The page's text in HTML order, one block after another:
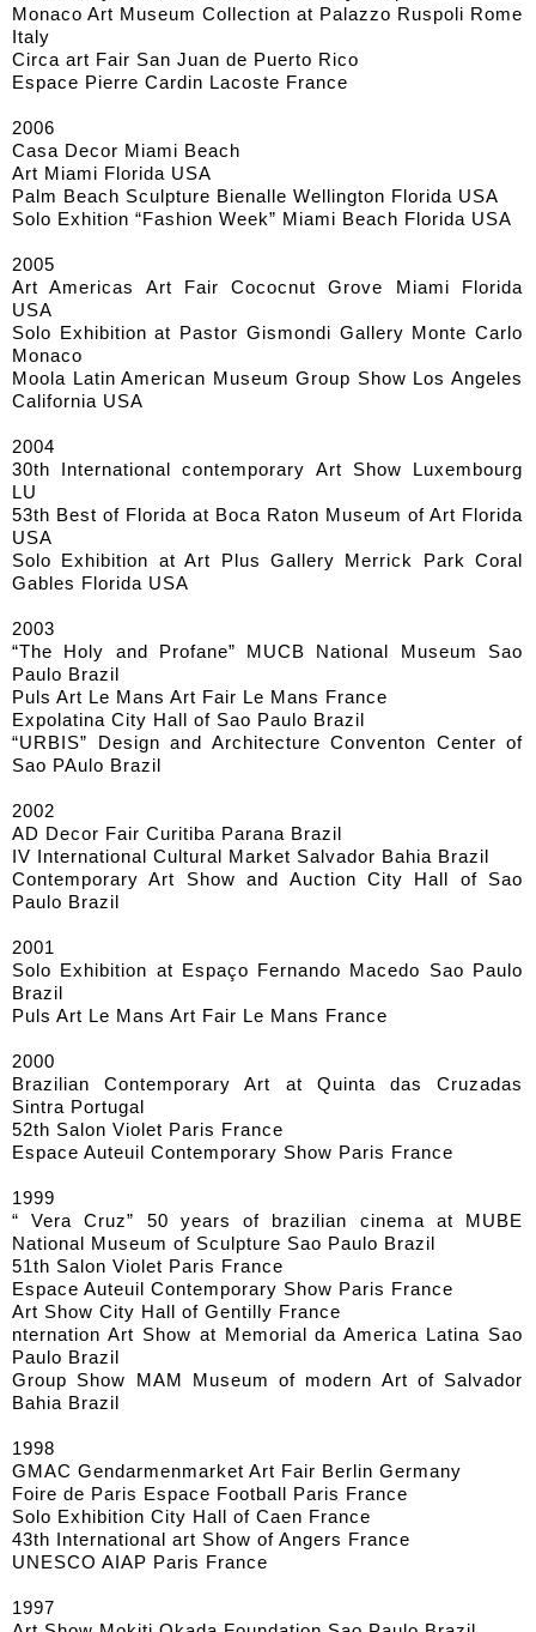
Monaco Art Museum Collection at Palazzo Ruspoli Rome
Italy
Circa art Fair San Juan de Puerto Rico
Espace Pierre Cardin Lacoste France
2006
Casa Decor Miami Beach
Art Miami Florida USA
Palm Beach Sculpture Bienalle Wellington Florida USA
Solo Exhition “Fashion Week” Miami Beach Florida USA
2005
Art Americas Art Fair Cococnut Grove Miami Florida
USA
Solo Exhibition at Pastor Gismondi Gallery Monte Carlo
Monaco
Moola Latin American Museum Group Show Los Angeles
California USA
2004
30th International contemporary Art Show Luxembourg
LU
53th Best of Florida at Boca Raton Museum of Art Florida
USA
Solo Exhibition at Art Plus Gallery Merrick Park Coral
Gables Florida USA
2003
“The Holy and Profane” MUCB National Museum Sao
Paulo Brazil
Puls Art Le Mans Art Fair Le Mans France
Expolatina City Hall of Sao Paulo Brazil
“URBIS” Design and Architecture Conventon Center of
Sao PAulo Brazil
2002
AD Decor Fair Curitiba Parana Brazil
IV International Cultural Market Salvador Bahia Brazil
Contemporary Art Show and Auction City Hall of Sao
Paulo Brazil
2001
Solo Exhibition at Espaço Fernando Macedo Sao Paulo
Brazil
Puls Art Le Mans Art Fair Le Mans France
2000
Brazilian Contemporary Art at Quinta das Cruzadas
Sintra Portugal
52th Salon Violet Paris France
Espace Auteuil Contemporary Show Paris France
1999
“ Vera Cruz” 50 years of brazilian cinema at MUBE
National Museum of Sculpture Sao Paulo Brazil
51th Salon Violet Paris France
Espace Auteuil Contemporary Show Paris France
Art Show City Hall of Gentilly France
nternation Art Show at Memorial da America Latina Sao
Paulo Brazil
Group Show MAM Museum of modern Art of Salvador
Bahia Brazil
1998
GMAC Gendarmenmarket Art Fair Berlin Germany
Foire de Paris Espace Football Paris France
Solo Exhibition City Hall of Caen France
43th International art Show of Angers France
UNESCO AIAP Paris France
1997